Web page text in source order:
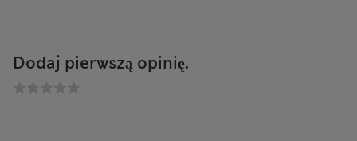
Dodaj pierwszą opinię.